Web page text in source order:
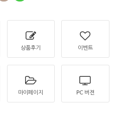
상품후기 이벤트
마이페이지 PC 버젼